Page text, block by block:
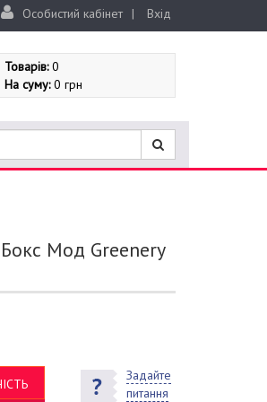
Особистий кабінет | Вхід
Товарів:0
На суму:0 грн
Мод Greenery
Задайте
питання